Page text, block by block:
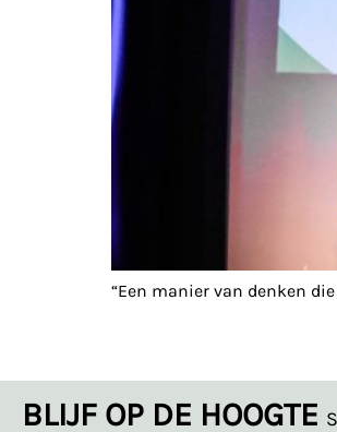
“Een manier van denken
BLIJF OP DE HOOGTE